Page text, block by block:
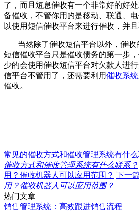
了，而且短息催收有一个非常好的好
备催收，不管你用的是移动、联通、
以使用短信催收平台来进行催收，并且
当然除了催收短信平台以外，催
短信催收平台只是催收债务的第一步
少的会使用催收短信平台对欠款人进
信平台不管用了，还需要利用催收系统
催收。
常见的催收方式和催收管理系统有什么
催收方式和催收管理系统有什么联系？
用？催收机器人可以应用范围？ 下一篇
用？催收机器人可以应用范围？
热门文章
销售管理系统：高效跟进销售流程